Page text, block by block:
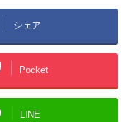
シェア
Pocket
LINE